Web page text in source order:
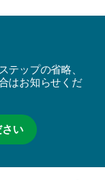
テップの省略、
はお知らせくだ
い